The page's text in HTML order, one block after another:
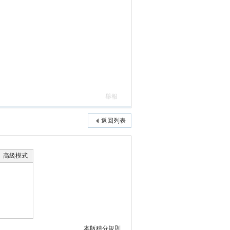
舉報
返回列表
高級模式
本版積分規則